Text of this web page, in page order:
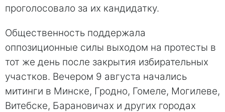
проголосовало за их кандидатку.
Общественность поддержала
оппозиционные силы выходом на протесты в
тот же день после закрытия избирательных
участков. Вечером 9 августа начались
митинги в Минске, Гродно, Гомеле, Могилеве,
Витебске, Барановичах и других городах